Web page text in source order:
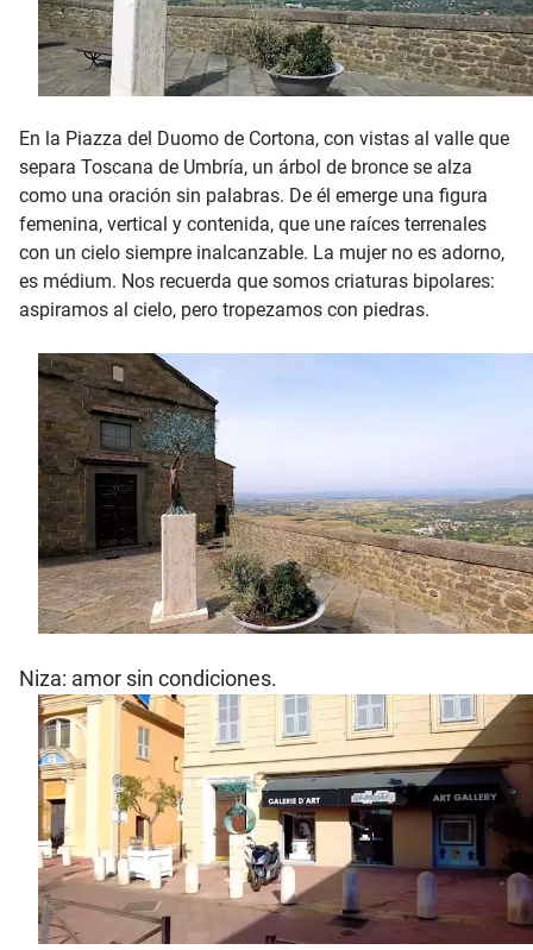
En la Piazza del Duomo de Cortona, con vistas al valle que
separa Toscana de Umbría, un árbol de bronce se alza
como una oración sin palabras. De él emerge una figura
femenina, vertical y contenida, que une raíces terrenales
con un cielo siempre inalcanzable. La mujer no es adorno,
es médium. Nos recuerda que somos criaturas bipolares:
aspiramos al cielo, pero tropezamos con piedras.
Niza: amor sin condiciones.